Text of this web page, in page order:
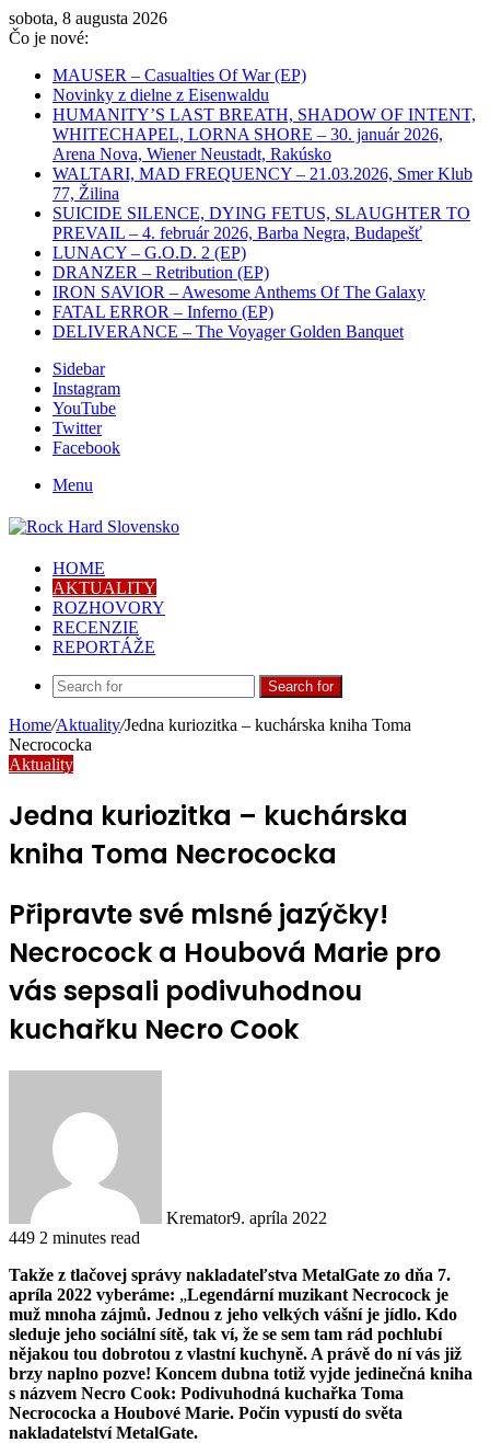
sobota, 8 augusta 2026
Čo je nové:
MAUSER – Casualties Of War (EP)
Novinky z dielne z Eisenwaldu
HUMANITY’S LAST BREATH, SHADOW OF INTENT,
WHITECHAPEL, LORNA SHORE – 30. január 2026,
Arena Nova, Wiener Neustadt, Rakúsko
WALTARI, MAD FREQUENCY – 21.03.2026, Smer Klub
77, Žilina
SUICIDE SILENCE, DYING FETUS, SLAUGHTER TO
PREVAIL – 4. február 2026, Barba Negra, Budapešť
LUNACY – G.O.D. 2 (EP)
DRANZER – Retribution (EP)
IRON SAVIOR – Awesome Anthems Of The Galaxy
FATAL ERROR – Inferno (EP)
DELIVERANCE – The Voyager Golden Banquet
Sidebar
Instagram
YouTube
Twitter
Facebook
Menu
HOME
AKTUALITY
ROZHOVORY
RECENZIE
REPORTÁŽE
Search for
Home/Aktuality/Jedna kuriozitka – kuchárska kniha Toma
Necrococka
Aktuality
Jedna kuriozitka – kuchárska
kniha Toma Necrococka
Připravte své mlsné jazýčky!
Necrocock a Houbová Marie pro
vás sepsali podivuhodnou
kuchařku Necro Cook
Kremator9. apríla 2022
449 2 minutes read
Takže z tlačovej správy nakladateľstva MetalGate zo dňa 7.
apríla 2022 vyberáme: „Legendární muzikant Necrocock je
muž mnoha zájmů. Jednou z jeho velkých vášní je jídlo. Kdo
sleduje jeho sociální sítě, tak ví, že se sem tam rád pochlubí
nějakou tou dobrotou z vlastní kuchyně. A právě do ní vás již
brzy naplno pozve! Koncem dubna totiž vyjde jedinečná kniha
s názvem Necro Cook: Podivuhodná kuchařka Toma
Necrococka a Houbové Marie. Počin vypustí do světa
nakladatelství MetalGate.